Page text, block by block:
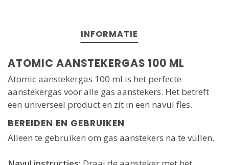
INFORMATIE
ATOMIC AANSTEKERGAS 100 ML
Atomic aanstekergas 100 ml is het perfecte
aanstekergas voor alle gas aanstekers. Het betreft
een universeel product en zit in een navul fles.
BEREIDEN EN GEBRUIKEN
Alleen te gebruiken om gas aanstekers na te vullen.